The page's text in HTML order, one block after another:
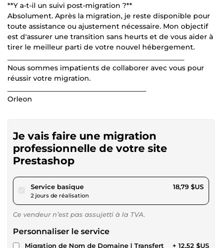
**Y a-t-il un suivi post-migration ?**
Absolument. Après la migration, je reste disponible pour
toute assistance ou ajustement nécessaire. Mon objectif
est d'assurer une transition sans heurts et de vous aider à
tirer le meilleur parti de votre nouvel hébergement.
Nous sommes impatients de collaborer avec vous pour
réussir votre migration.
Orleon
Je vais faire une migration
professionnelle de votre site
Prestashop
Service basiquepour 17,31 $US
2 jours de réalisation
18,79 $US
Ce vendeur n’est pas assujetti à la TVA.
Personnaliser le service
Migration de Nom de Domaine | Transfert
+ 12,52 $US